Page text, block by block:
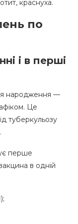
краснуха.
по
і в перші
народження —
Це
туберкульозу
перше
в одній